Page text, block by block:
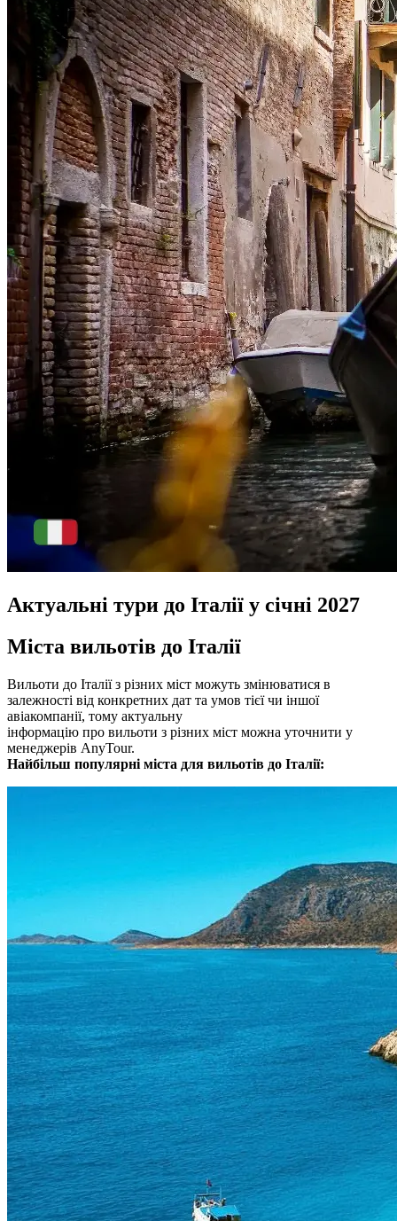
Актуальні тури до Італії у січні 2027
Міста вильотів до Італії
Вильоти до Італії з різних міст можуть змінюватися в
залежності від конкретних дат та умов тієї чи іншої
авіакомпанії, тому актуальну
інформацію про вильоти з різних міст можна уточнити у
менеджерів AnyTour.
Найбільш популярні міста для вильотів до Італії: